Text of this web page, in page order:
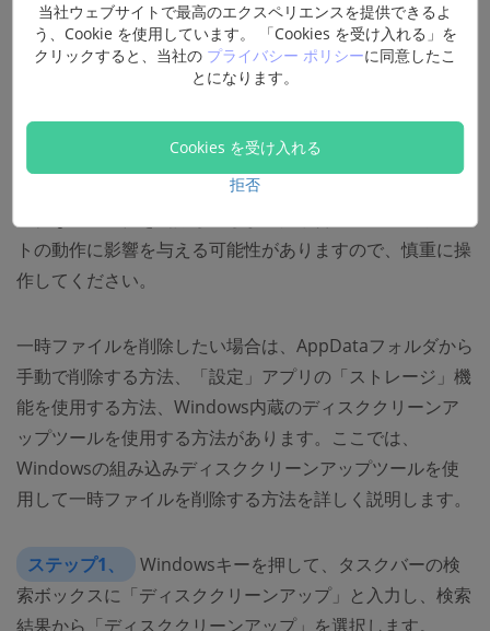
AppDataフォルダ内のデータは削除できますが、確実に不
要なファイルが判断できる場合以外は削除しないようにし
です。ほとんどのフォルダは名前からどのソフトに属して
いるかがわかります。Tempフォルダは通常は一時ファイ
ルであり、このフォルダは削除できます。ただし、誤って
トの動作に影響を与える可能性がありますので、慎重に操
作してください。
一時ファイルを削除したい場合は、AppDataフォルダから
手動で削除する方法、「設定」アプリの「ストレージ」機
能を使用する方法、Windows内蔵のディスククリーンア
ップツールを使用する方法があります。ここでは、
Windowsの組み込みディスククリーンアップツールを使
用して一時ファイルを削除する方法を詳しく説明します。
ステップ1、
Windowsキーを押して、タスクバーの検
索ボックスに「ディスククリーンアップ」と入力し、検索
結果から「ディスククリーンアップ」を選択します。
当社ウェブサイトで最高のエクスペリエンスを提供できるよ
う、Cookie を使用しています。 「Cookies を受け入れる」を
クリックすると、当社の プライバシー ポリシーに同意したこ
とになります。
Cookies を受け入れる
拒否